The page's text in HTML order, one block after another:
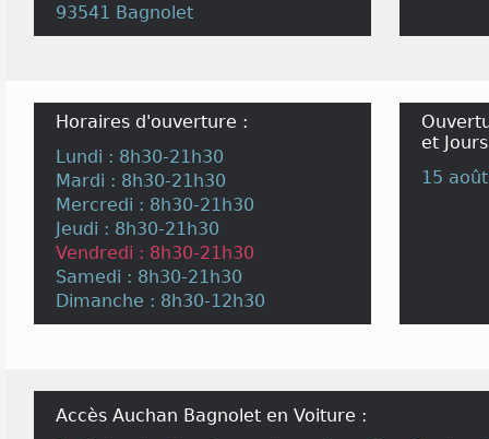
93541 Bagnolet
Horaires d'ouverture :
Lundi : 8h30-21h30
Mardi : 8h30-21h30
Mercredi : 8h30-21h30
Jeudi : 8h30-21h30
Vendredi : 8h30-21h30
Samedi : 8h30-21h30
Dimanche : 8h30-12h30
et
15 août
Accès Auchan Bagnolet en Voiture :